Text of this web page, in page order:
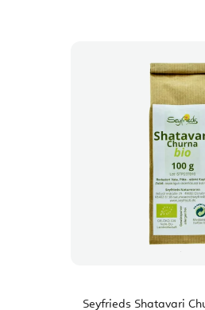
Seyfrieds Shatavari